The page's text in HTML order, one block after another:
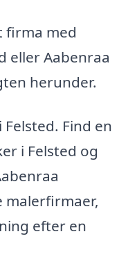
firma med
eller Aabenraa
herunder.
Find en
i Felsted og
malerfirmaer,
efter en